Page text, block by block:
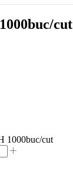
cut
1000buc/cut